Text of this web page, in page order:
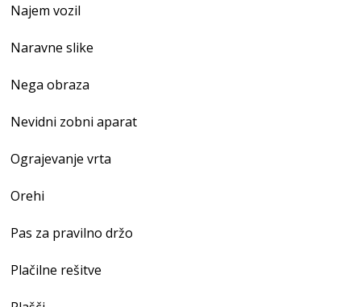
Najem vozil
Naravne slike
Nega obraza
Nevidni zobni aparat
Ograjevanje vrta
Orehi
Pas za pravilno držo
Plačilne rešitve